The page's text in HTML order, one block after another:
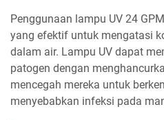
Penggunaan lampu UV 24
yang efektif untuk mengatasi
dalam air. Lampu UV dapat
patogen dengan
mencegah mereka untuk
menyebabkan infeksi pada